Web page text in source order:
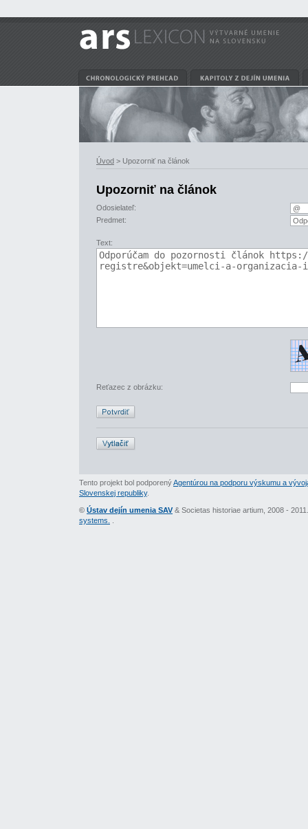
Úvod > Upozorniť na článok
Upozorniť na článok
Odosielateľ:
Predmet:
Text:
Reťazec z obrázku:
Tento projekt bol podporenýAgentúrou na podporu výskumu a
Slovenskej republiky.
© Ústav dejín umenia SAV & Societas historiae artium, 2008 -
systems.